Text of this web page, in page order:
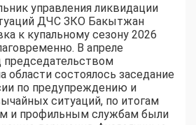
управления ликвидации
ДЧС ЗКО Бакытжан
к купальному сезону 2026
В апреле
председательством
области состоялось заседание
по предупреждению и
ситуаций, по итогам
и профильным службам были